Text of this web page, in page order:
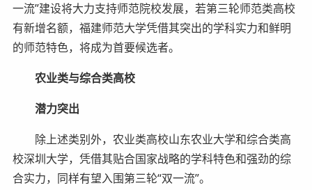
一流”建设将大力支持师范院校发展，若第三轮师范类高校
有新增名额，福建师范大学凭借其突出的学科实力和鲜明
的师范特色，将成为首要候选者。
农业类与综合类高校
潜力突出
除上述类别外，农业类高校山东农业大学和综合类高
校深圳大学，凭借其贴合国家战略的学科特色和强劲的综
合实力，同样有望入围第三轮“双一流”。